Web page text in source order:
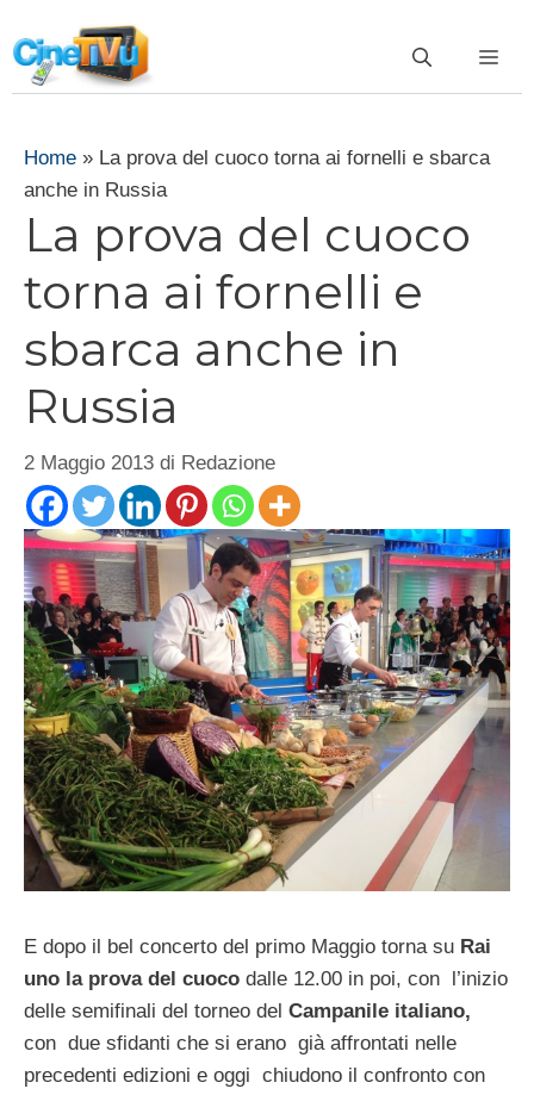
al
contenuto
Home » La prova del cuoco torna ai fornelli e sbarca
anche in Russia
La prova del cuoco
torna ai fornelli e
sbarca anche in
Russia
2 Maggio 2013 di Redazione
E dopo il bel concerto del primo Maggio torna su Rai
uno la prova del cuoco dalle 12.00 in poi, con l’inizio
delle semifinali del torneo del Campanile italiano,
con due sfidanti che si erano già affrontati nelle
precedenti edizioni e oggi chiudono il confronto con